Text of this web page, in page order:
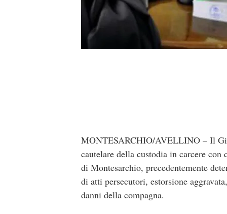
MONTESARCHIO/AVELLINO – Il
cautelare della custodia in carcere
di Montesarchio, precedentemente
di atti persecutori, estorsione
danni della compagna.